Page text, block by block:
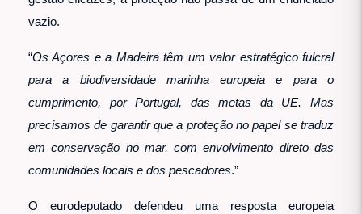
vazio.
“Os Açores e a Madeira têm um valor estratégico fulcral
para a biodiversidade marinha europeia e para o
cumprimento, por Portugal, das metas da UE. Mas
precisamos de garantir que a proteção no papel se traduz
em conservação no mar, com envolvimento direto das
comunidades locais e dos pescadores.”
O eurodeputado defendeu uma resposta europeia